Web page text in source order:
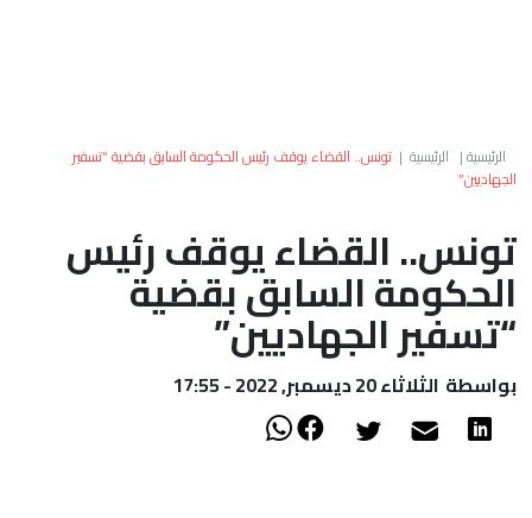
العالم
الصحراء
الرئيسية| الرئيسية | تونس.. القضاء يوقف رئيس الحكومة السابق بقضية “تسفير
الجهاديين”
تونس.. القضاء يوقف رئيس
الحكومة السابق بقضية
“تسفير الجهاديين”
بواسطة الثلاثاء 20 ديسمبر, 2022 - 17:55